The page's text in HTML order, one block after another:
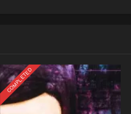
COMPLETED